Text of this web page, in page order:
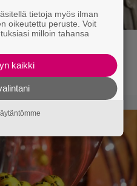
– leffa
tietoja myös ilman
oikeutettu peruste. Voit
milloin tahansa
kaikki